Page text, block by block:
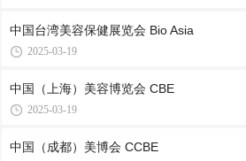
中国台湾美容保健展览会 Bio Asia
2025-03-19
中国（上海）美容博览会 CBE
2025-03-19
中国（成都）美博会 CCBE